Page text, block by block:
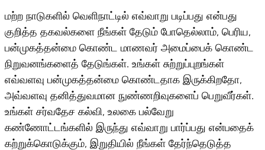
மற்ற நாடுகளில் வெளிநாட்டில் எவ்வாறு படிப்பது என்பது
குறித்த தகவல்களை நீங்கள் தேடும் போதெல்லாம், பெரிய,
பன்முகத்தன்மை கொண்ட மாணவர் அமைப்பைக் கொண்ட
நிறுவனங்களைத் தேடுங்கள். உங்கள் சுற்றுப்புறங்கள்
எவ்வளவு பன்முகத்தன்மை கொண்டதாக இருக்கிறதோ,
அவ்வளவு தனித்துவமான நுண்ணறிவுகளைப் பெறுவீர்கள்.
உங்கள் சர்வதேச கல்வி, உலகை பல்வேறு
கண்ணோட்டங்களில் இருந்து எவ்வாறு பார்ப்பது என்பதைக்
கற்றுக்கொடுக்கும், இறுதியில் நீங்கள் தேர்ந்தெடுத்த